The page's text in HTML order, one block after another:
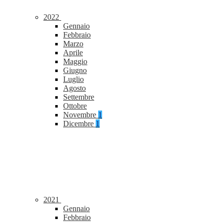
2022
Gennaio
Febbraio
Marzo
Aprile
Maggio
Giugno
Luglio
Agosto
Settembre
Ottobre
Novembre 1
Dicembre 1
2021
Gennaio
Febbraio